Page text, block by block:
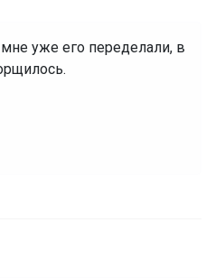
уже его переделали, в
девочки
на воротнике,